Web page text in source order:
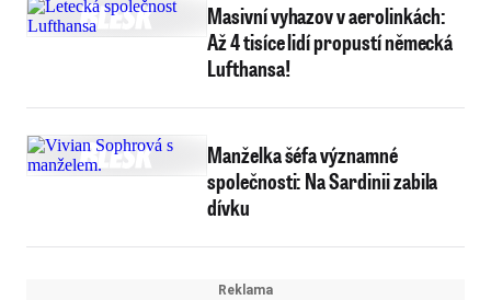
Masivní vyhazov v aerolinkách:
Až 4 tisíce lidí propustí německá
Lufthansa!
Manželka šéfa významné
společnosti: Na Sardinii zabila
dívku